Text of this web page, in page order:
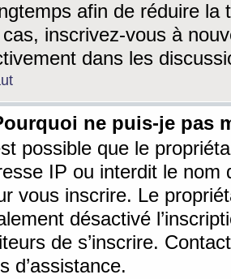
afin de réduire la
cas, inscrivez-vous à
dans les
ne puis-je pas
possible que le
IP ou interdit le nom
vous inscrire. Le
désactivé
de s’inscrire.
d’assistance.